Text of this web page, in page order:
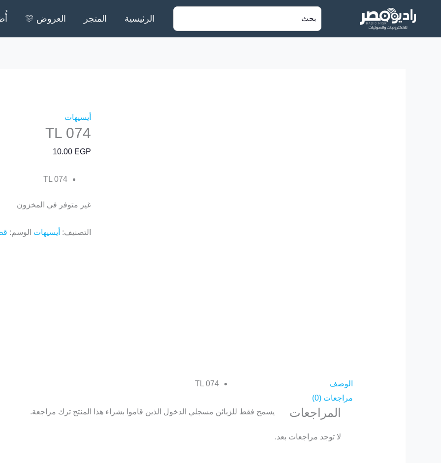
البحث
عن:
الرئيسية المتجر العروض 🎊
أيسيهات
TL 074
10.00 EGP
TL 074
غير متوفر في المخزون
التصنيف: أيسيهات الوسم:
الوصف
مراجعات (0)
TL 074
المراجعات
لا توجد مراجعات بعد.
يسمح فقط للزبائن مسجلي الدخول الذين قاموا بشراء هذا المنتج ترك مراجعة.